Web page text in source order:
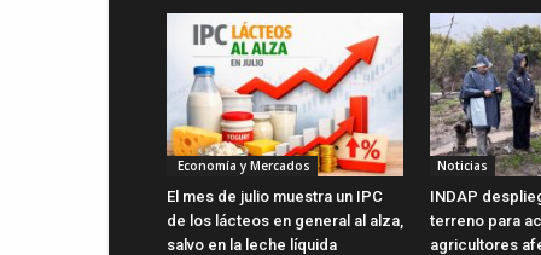
Economía y Mercados
El mes de julio muestra un IPC
de los lácteos en general al alza,
salvo en la leche líquida
Noticias
INDAP
terreno para
agricultores